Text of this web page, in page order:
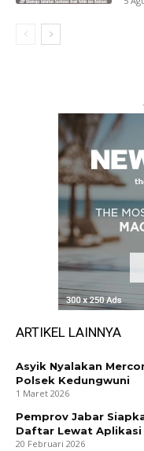
ARTIKEL LAINNYA
Asyik Nyalakan
Polsek Kedungwuni
1 Maret 2026
Pemprov Jabar
Daftar Lewat Aplikasi
20 Februari 2026